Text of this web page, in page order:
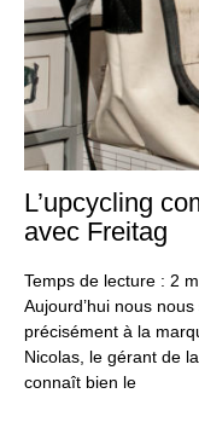
L’upcycling
avec Freitag
Temps de lecture : 2
Aujourd’hui nous
précisément à la
Nicolas, le gérant de
connaît bien le